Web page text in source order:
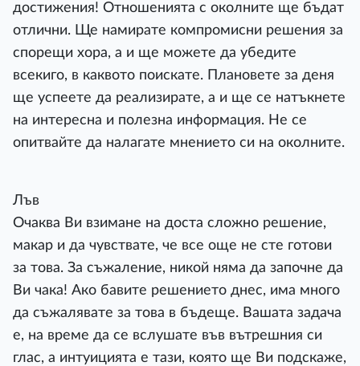
достижения! Отношенията с околните ще бъдат
отлични. Ще намирате компромисни решения за
спорещи хора, а и ще можете да убедите
всекиго, в каквото поискате. Плановете за деня
ще успеете да реализирате, а и ще се натъкнете
на интересна и полезна информация. Не се
опитвайте да налагате мнението си на околните.
Лъв
Очаква Ви взимане на доста сложно решение,
макар и да чувствате, че все още не сте готови
за това. За съжаление, никой няма да започне да
Ви чака! Ако бавите решението днес, има много
да съжалявате за това в бъдеще. Вашата задача
е, на време да се вслушате във вътрешния си
глас, а интуицията е тази, която ще Ви подскаже,